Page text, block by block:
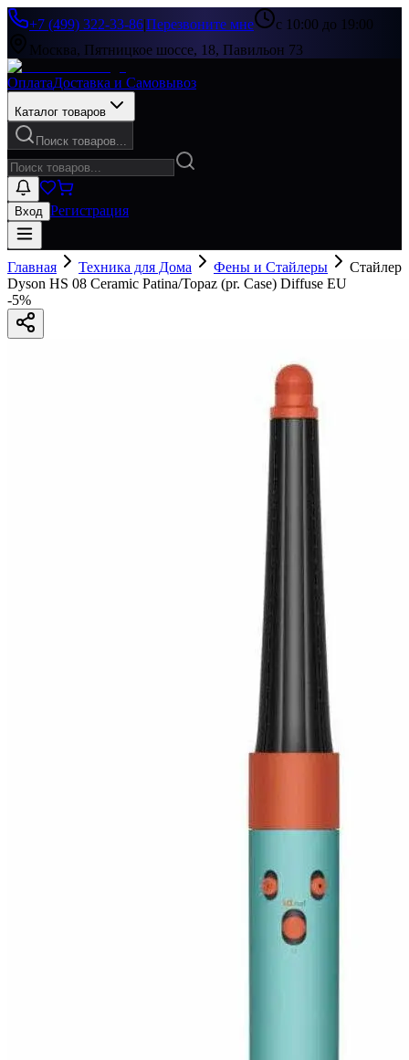
+7 (499) 322-33-86|Перезвоните мне
с 10:00 до 19:00
Москва, Пятницкое шоссе, 18, Павильон 73
ОплатаДоставка и Самовывоз
Каталог товаров
Поиск товаров...
Вход Регистрация
Главная Техника для Дома Фены и Стайлеры
Стайлер
Dyson HS 08 Ceramic Patina/Topaz (pr. Case) Diffuse EU
-5%